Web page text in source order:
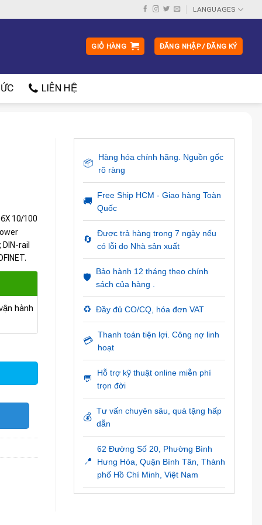
LANGUAGES
GIỎ HÀNG ĐĂNG NHẬP / ĐĂNG KÝ
LIÊN HỆ
10/100
rail
hành
📦
Hàng hóa chính hãng. Nguồn gốc
rõ ràng
🚚
Free Ship HCM - Giao hàng Toàn
Quốc
🔄
Được trả hàng trong 7 ngày nếu
có lỗi do Nhà sản xuất
🛡️
Bảo hành 12 tháng theo chính
sách của hàng .
♻️ Đầy đủ CO/CQ, hóa đơn VAT
💳
Thanh toán tiện lợi. Công nợ linh
hoạt
💬
Hỗ trợ kỹ thuật online miễn phí
trọn đời
💰
Tư vấn chuyên sâu, quà tặng hấp
dẫn
📍
62 Đường Số 20, Phường Bình
Hưng Hòa, Quận Bình Tân, Thành
phố Hồ Chí Minh, Việt Nam